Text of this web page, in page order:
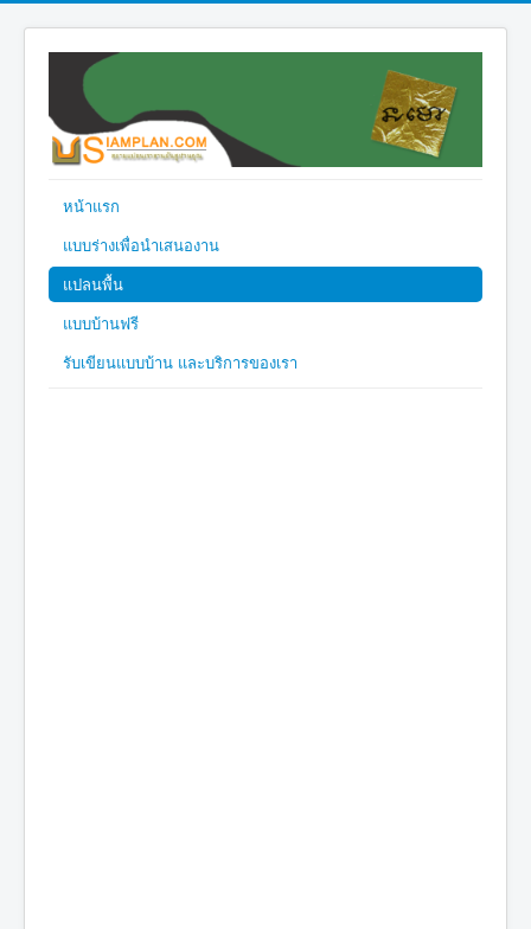
หน้าแรก
แบบร่างเพื่อนำเสนองาน
แปลนพื้น
แบบบ้านฟรี
รับเขียนแบบบ้าน และบริการของเรา